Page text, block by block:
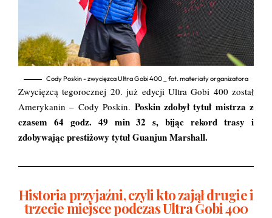
Cody Poskin - zwycięzca Ultra Gobi 400 _ fot. materiały organizatora
Zwycięzcą tegorocznej 20. już edycji Ultra Gobi 400 został
Amerykanin – Cody Poskin. Poskin zdobył tytuł mistrza z
czasem 64 godz. 49 min 32 s, bijąc rekord trasy i
zdobywając prestiżowy tytuł Guanjun Marshall.
Historia przyjaźni, czyli kto zajął drugie i
trzecie miejsce podczas Ultra Gobi 400